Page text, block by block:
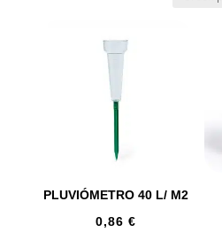
PLUVIÓMETRO 40 L/ M2
0,86 €